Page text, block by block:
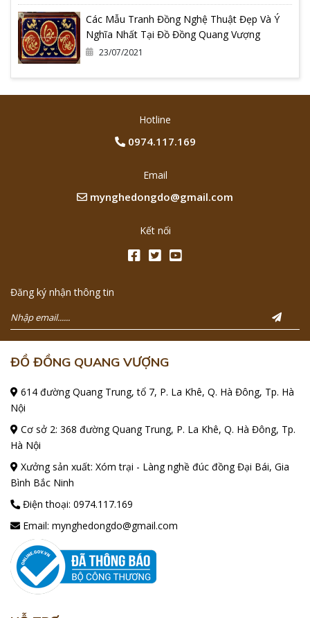
Các Mẫu Tranh Đồng Nghệ Thuật Đẹp Và Ý
Nghĩa Nhất Tại Đồ Đồng Quang Vượng
23/07/2021
Hotline
0974.117.169
Email
mynghedongdo@gmail.com
Kết nối
Đăng ký nhận thông tin
ĐỒ ĐỒNG QUANG VƯỢNG
614 đường Quang Trung, tổ 7, P. La Khê, Q. Hà Đông, Tp. Hà
Nội
Cơ sở 2: 368 đường Quang Trung, P. La Khê, Q. Hà Đông, Tp.
Hà Nội
Xưởng sản xuất: Xóm trại - Làng nghề đúc đồng Đại Bái, Gia
Bình Bắc Ninh
Điện thoại: 0974.117.169
Email: mynghedongdo@gmail.com